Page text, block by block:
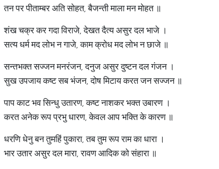
तन पर पीताम्बर अति सोहत, बैजन्ती माला मन मोहत ॥
शंख चक्र कर गदा विराजे, देखत दैत्य असुर दल भाजे ।
सत्य धर्म मद लोभ न गाजे, काम क्रोध मद लोभ न छाजे ॥
सन्तभक्त सज्जन मनरंजन, दनुज असुर दुष्टन दल गंजन ।
सुख उपजाय कष्ट सब भंजन, दोष मिटाय करत जन सज्जन ॥
पाप काट भव सिन्धु उतारण, कष्ट नाशकर भक्त उबारण ।
करत अनेक रूप प्रभु धारण, केवल आप भक्ति के कारण ॥
धरणि धेनु बन तुमहिं पुकारा, तब तुम रूप राम का धारा ।
भार उतार असुर दल मारा, रावण आदिक को संहारा ॥